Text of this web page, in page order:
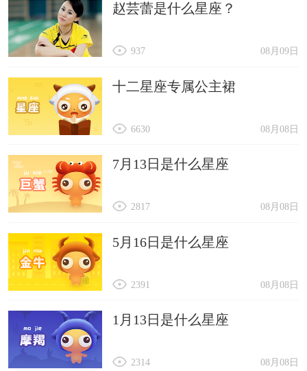
赵芸蕾是什么星座？
08月09日
937
十二星座专属公主裙
08月08日
6630
7月13日是什么星座
08月08日
2817
5月16日是什么星座
08月08日
2391
1月13日是什么星座
08月08日
2314